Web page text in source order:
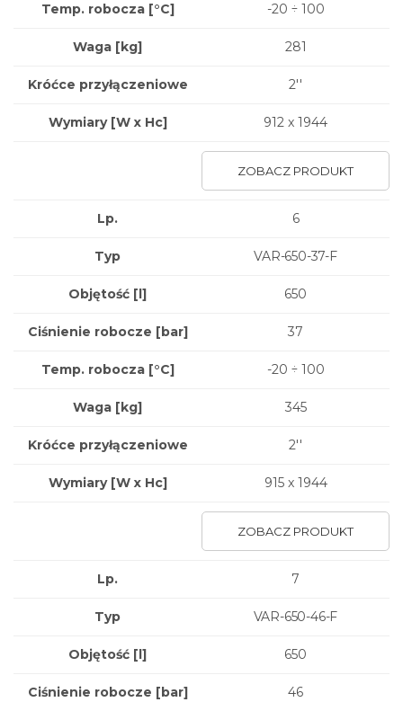
Temp. robocza [°C]
Waga [kg]
Króćce przyłączeniowe
Wymiary [W x Hc]
-20 ÷ 100
281
2''
912 x 1944
ZOBACZ PRODUKT
Lp.
Typ
Objętość [l]
Ciśnienie robocze [bar]
Temp. robocza [°C]
Waga [kg]
Króćce przyłączeniowe
Wymiary [W x Hc]
6
VAR-650-37-F
650
37
-20 ÷ 100
345
2''
915 x 1944
ZOBACZ PRODUKT
Lp.
Typ
Objętość [l]
Ciśnienie robocze [bar]
7
VAR-650-46-F
650
46